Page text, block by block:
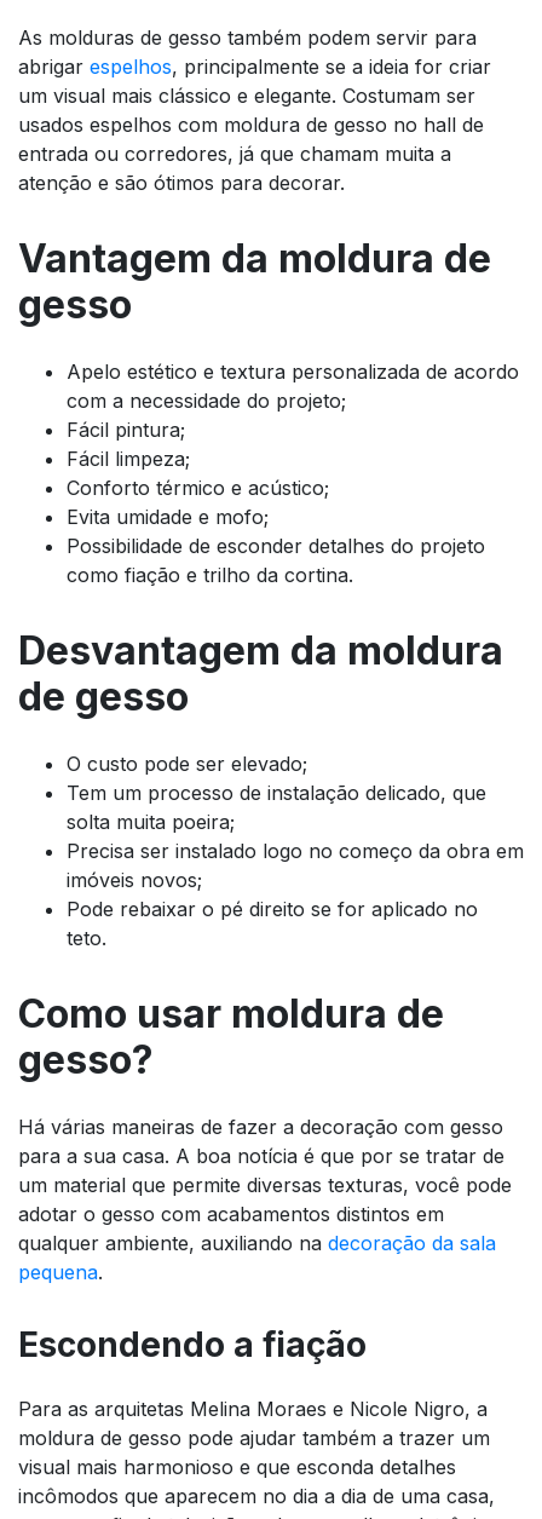
As molduras de gesso também podem servir para
abrigar espelhos, principalmente se a ideia for criar
um visual mais clássico e elegante. Costumam ser
usados espelhos com moldura de gesso no hall de
entrada ou corredores, já que chamam muita a
atenção e são ótimos para decorar.
Vantagem da moldura de
gesso
Apelo estético e textura personalizada de acordo
com a necessidade do projeto;
Fácil pintura;
Fácil limpeza;
Conforto térmico e acústico;
Evita umidade e mofo;
Possibilidade de esconder detalhes do projeto
como fiação e trilho da cortina.
Desvantagem da moldura
de gesso
O custo pode ser elevado;
Tem um processo de instalação delicado, que
solta muita poeira;
Precisa ser instalado logo no começo da obra em
imóveis novos;
Pode rebaixar o pé direito se for aplicado no
teto.
Como usar moldura de
gesso?
Há várias maneiras de fazer a decoração com gesso
para a sua casa. A boa notícia é que por se tratar de
um material que permite diversas texturas, você pode
adotar o gesso com acabamentos distintos em
qualquer ambiente, auxiliando na decoração da sala
pequena.
Escondendo a fiação
Para as arquitetas Melina Moraes e Nicole Nigro, a
moldura de gesso pode ajudar também a trazer um
visual mais harmonioso e que esconda detalhes
incômodos que aparecem no dia a dia de uma casa,